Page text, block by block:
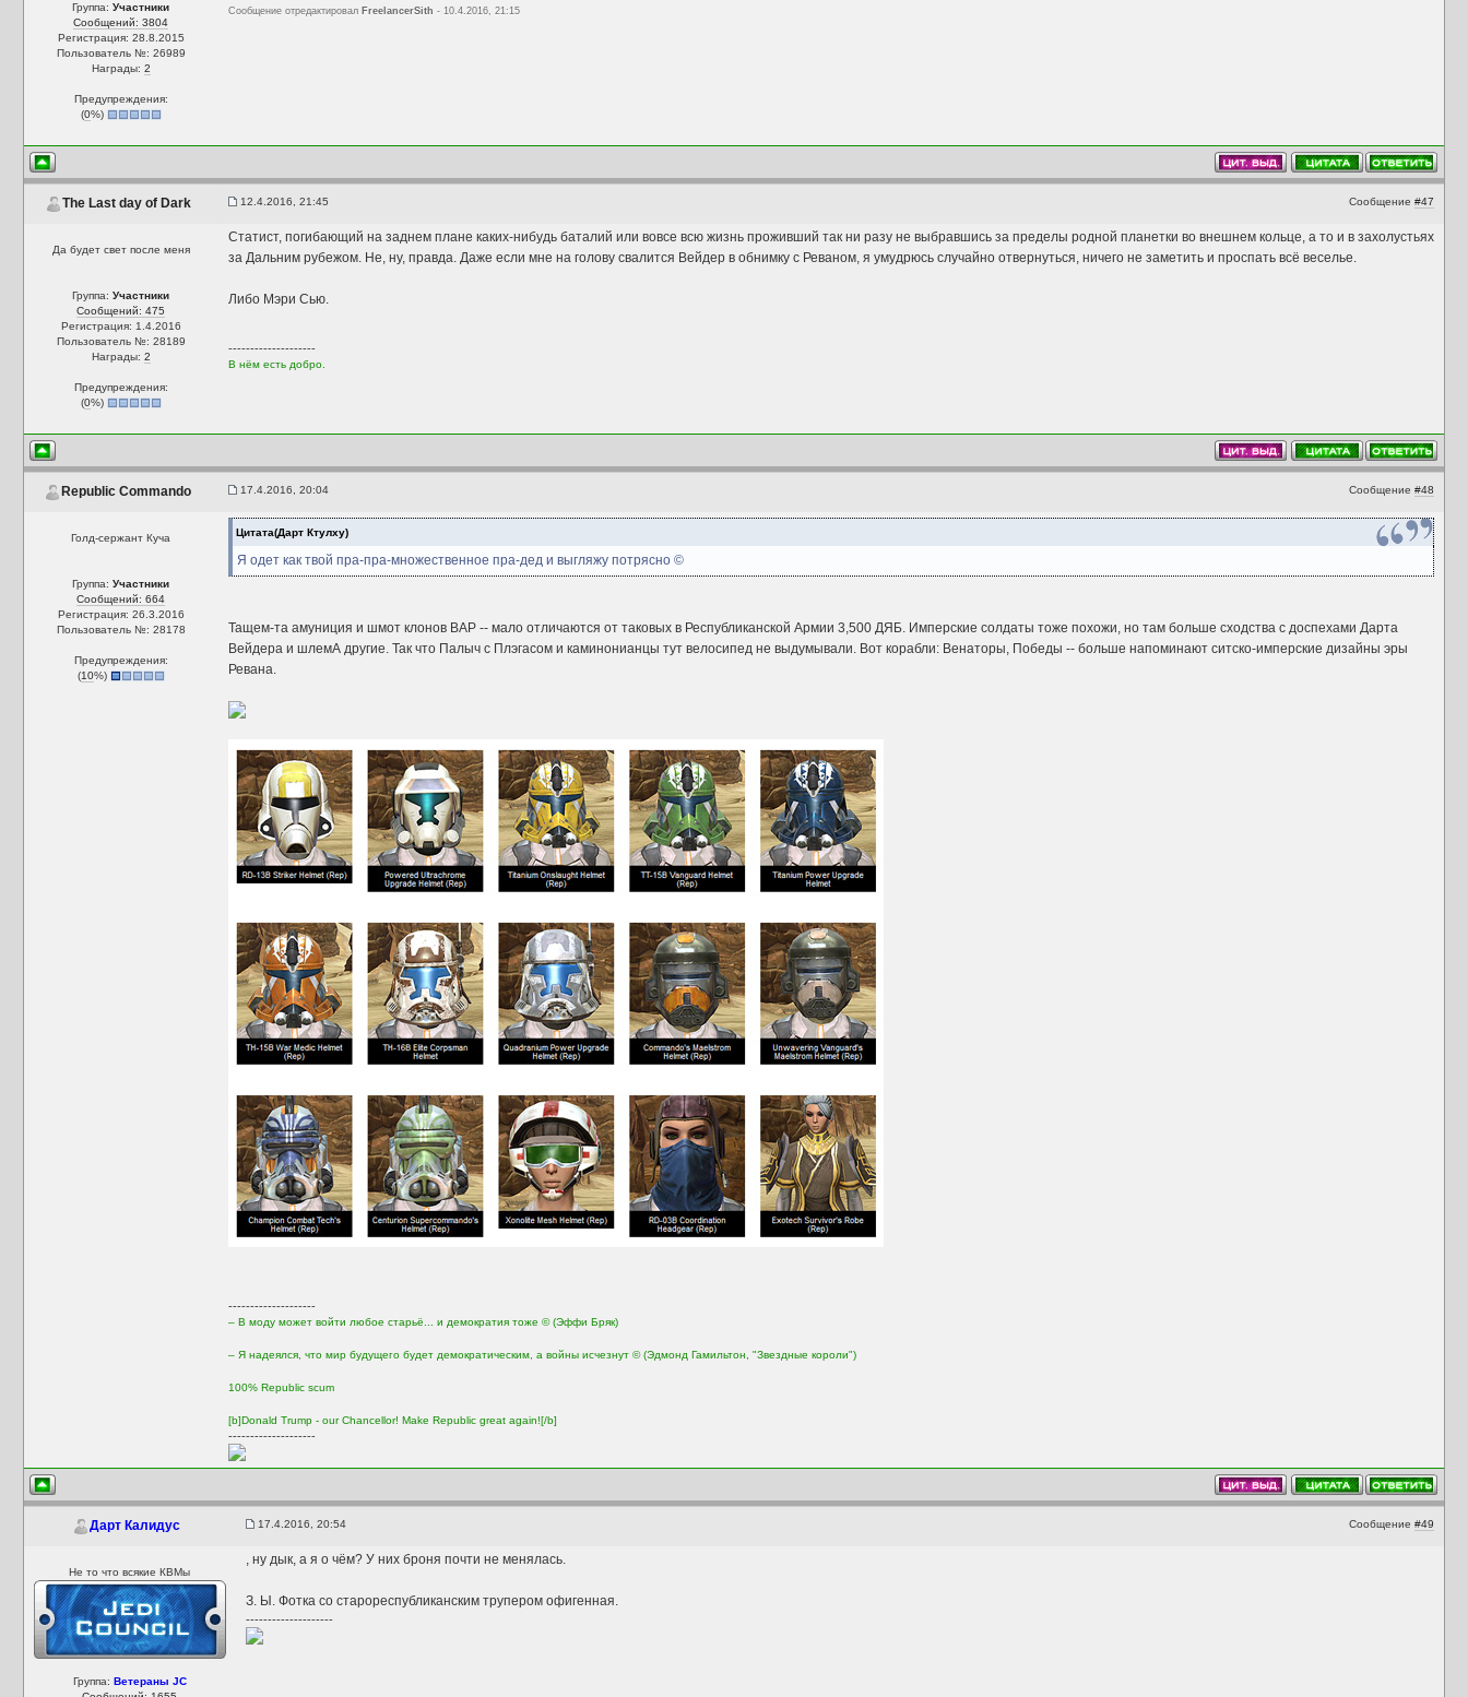
Группа:Участники
Сообщений: 3804
Регистрация: 28.8.2015
Пользователь №: 26989
Награды: 2
Предупреждения:
(0%)
Сообщение отредактировал FreelancerSith - 10.4.2016, 21:15
The Last day of Dark 12.4.2016, 21:45 Сообщение #47
Да будет свет после меня
Группа:Участники
Сообщений: 475
Регистрация: 1.4.2016
Пользователь №: 28189
Награды: 2
Предупреждения:
(0%)
Статист, погибающий на заднем плане каких-нибудь баталий или вовсе всю жизнь проживший так ни разу не выбравшись за пределы родной планетки во внешнем кольце, а то и в захолустьях
за Дальним рубежом. Не, ну, правда. Даже если мне на голову свалится Вейдер в обнимку с Реваном, я умудрюсь случайно отвернуться, ничего не заметить и проспать всё веселье.
Либо Мэри Сью.
--------------------
В нём есть добро.
Republic Commando 17.4.2016, 20:04 Сообщение #48
Голд-сержант Куча
Группа:Участники
Сообщений: 664
Регистрация: 26.3.2016
Пользователь №: 28178
Предупреждения:
(10%)
Цитата(Дарт Ктулху)
Я одет как твой пра-пра-множественное пра-дед и выгляжу потрясно ©
Тащем-та амуниция и шмот клонов ВАР -- мало отличаются от таковых в Республиканской Армии 3,500 ДЯБ. Имперские солдаты тоже похожи, но там больше сходства с доспехами Дарта
Вейдера и шлемА другие. Так что Палыч с Плэгасом и каминонианцы тут велосипед не выдумывали. Вот корабли: Венаторы, Победы -- больше напоминают ситско-имперские дизайны эры
Ревана.
--------------------
– В моду может войти любое старьё... и демократия тоже © (Эффи Бряк)
– Я надеялся, что мир будущего будет демократическим, а войны исчезнут © (Эдмонд Гамильтон, "Звездные короли")
100% Republic scum
[b]Donald Trump - our Chancellor! Make Republic great again![/b]
--------------------
Дарт Калидус 17.4.2016, 20:54 Сообщение #49
Не то что всякие КВМы
Группа: Ветераны JC
, ну дык, а я о чём? У них броня почти не менялась.
З. Ы. Фотка со старореспубликанским трупером офигенная.
--------------------